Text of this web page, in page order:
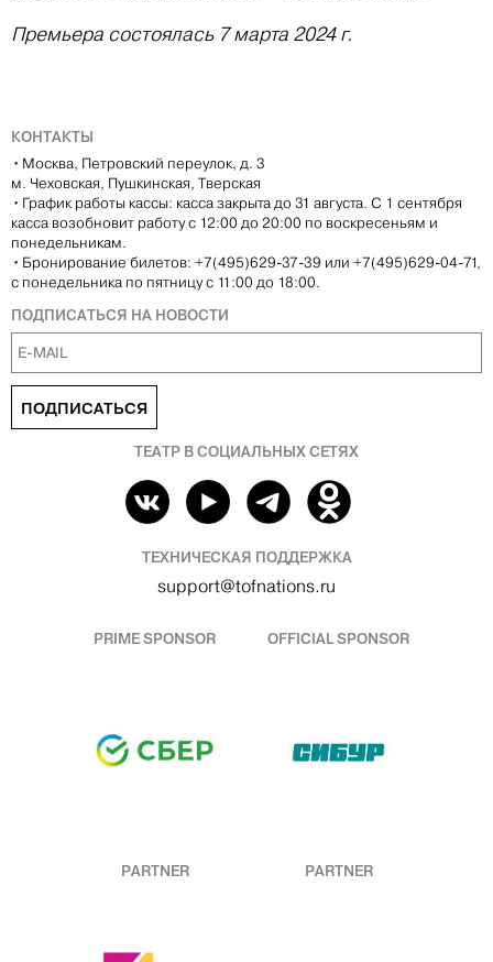
Премьера состоялась 7 марта 2024 г.
КОНТАКТЫ
• Москва, Петровский переулок, д. 3
м. Чеховская, Пушкинская, Тверская
• График работы кассы: касса закрыта до 31 августа. С 1 сентября
касса возобновит работу с 12:00 до 20:00 по воскресеньям и
понедельникам.
• Бронирование билетов: +7(495)629-37-39 или +7(495)629-04-71,
с понедельника по пятницу с 11:00 до 18:00.
ПОДПИСАТЬСЯ НА НОВОСТИ
ПОДПИСАТЬСЯ
ТЕАТР В СОЦИАЛЬНЫХ СЕТЯХ
ТЕХНИЧЕСКАЯ ПОДДЕРЖКА
support@tofnations.ru
PRIME SPONSOR OFFICIAL SPONSOR
PARTNER PARTNER